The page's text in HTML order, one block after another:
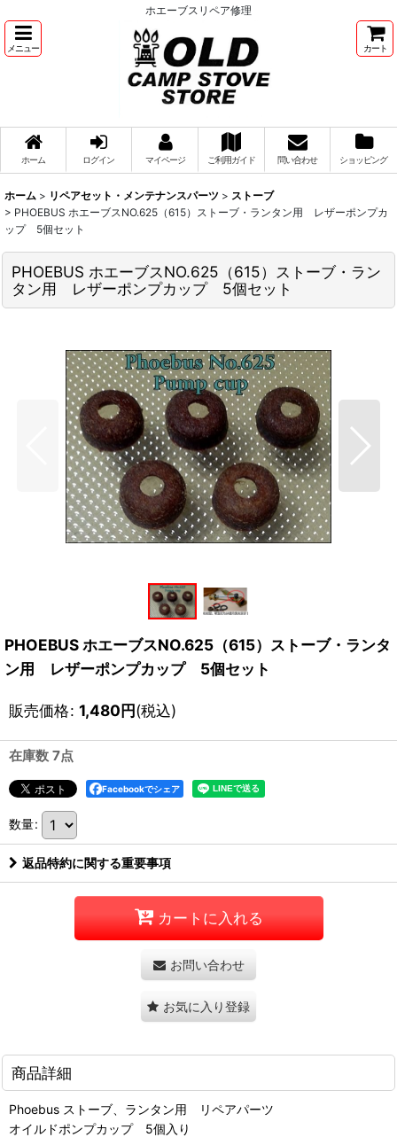
ホエーブスリペア修理
メニュー カート
ホーム ログイン マイページ ご利用ガイド 問い合わせ ショッピング
ホーム > リペアセット・メンテナンスパーツ > ストーブ
> PHOEBUS ホエーブスNO.625（615）ストーブ・ランタン用 レザーポンプカ
ップ 5個セット
PHOEBUS ホエーブスNO.625（615）ストーブ・ラン
タン用 レザーポンプカップ 5個セット
PHOEBUS ホエーブスNO.625（615）ストーブ・ランタ
ン用 レザーポンプカップ 5個セット
販売価格: 1,480円(税込)
在庫数 7点
Facebookでシェア
数量:
返品特約に関する重要事項
カートに入れる
お問い合わせ
お気に入り登録
商品詳細
Phoebus ストーブ、ランタン用 リペアパーツ
オイルドポンプカップ 5個入り